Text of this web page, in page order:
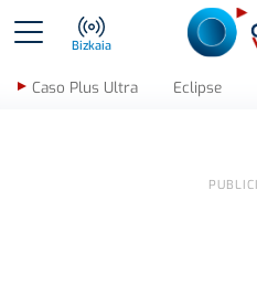
Bizkaia
Caso Plus Ultra Eclipse